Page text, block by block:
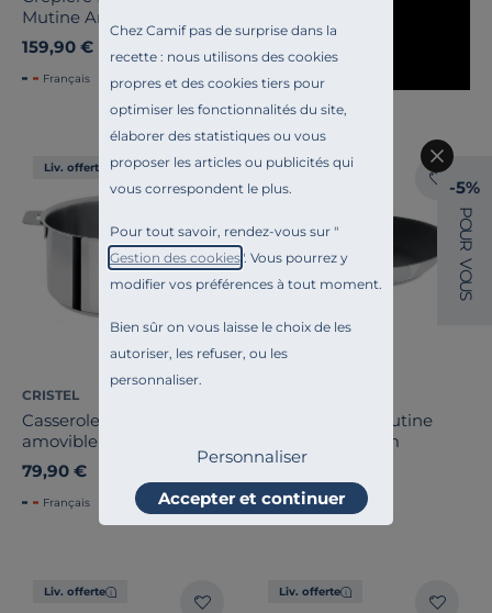
Chez Camif pas de surprise dans la
recette : nous utilisons des cookies
propres et des cookies tiers pour
optimiser les fonctionnalités du site,
élaborer des statistiques ou vous
proposer les articles ou publicités qui
vous correspondent le plus.
Pour tout savoir, rendez-vous sur "
Gestion des cookies". Vous pourrez y
modifier vos préférences à tout moment.
Bien sûr on vous laisse le choix de les
autoriser, les refuser, ou les
personnaliser.
Personnaliser
Accepter et continuer
Mutine Amovible
159,90 €
Français
Liv. offerte
CRISTEL
Casserole inox Mutine
amovible - 14 cm
79,90 €
Français
Liv. offerte
Poêle Exceliss Mutine
amovible - 24 cm
Français
Liv. offerte Liv. offerte
-5%
P
O
U
R
V
O
U
S